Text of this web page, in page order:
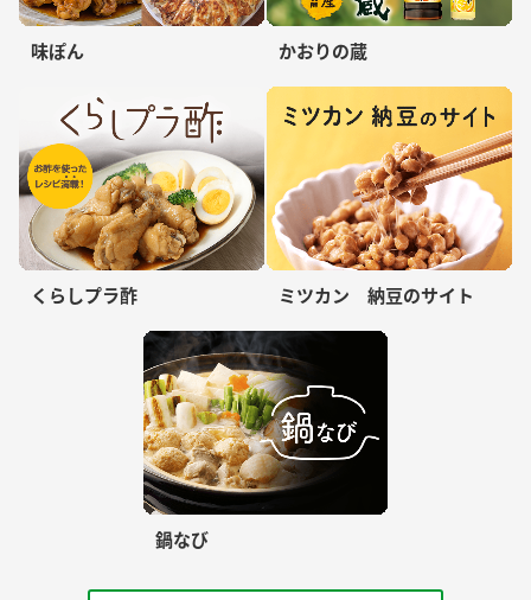
味ぽん かおりの蔵
くらしプラ酢 ミツカン 納豆のサイト
鍋なび